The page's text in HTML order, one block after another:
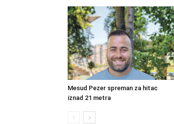
Mesud Pezer spreman za hitac
iznad 21 metra